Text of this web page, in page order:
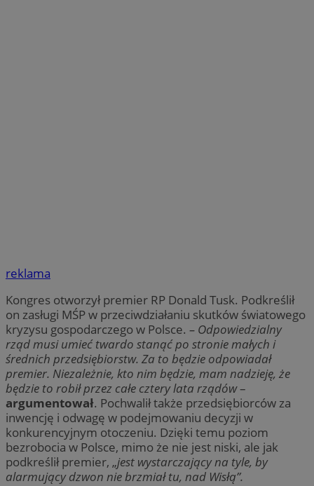
reklama
Kongres otworzył premier RP Donald Tusk. Podkreślił
on zasługi MŚP w przeciwdziałaniu skutków światowego
kryzysu gospodarczego w Polsce. – Odpowiedzialny
rząd musi umieć twardo stanąć po stronie małych i
średnich przedsiębiorstw. Za to będzie odpowiadał
premier. Niezależnie, kto nim będzie, mam nadzieję, że
będzie to robił przez całe cztery lata rządów–
argumentował. Pochwalił także przedsiębiorców za
inwencję i odwagę w podejmowaniu decyzji w
konkurencyjnym otoczeniu. Dzięki temu poziom
bezrobocia w Polsce, mimo że nie jest niski, ale jak
podkreślił premier, „jest wystarczający na tyle, by
alarmujący dzwon nie brzmiał tu, nad Wisłą”.